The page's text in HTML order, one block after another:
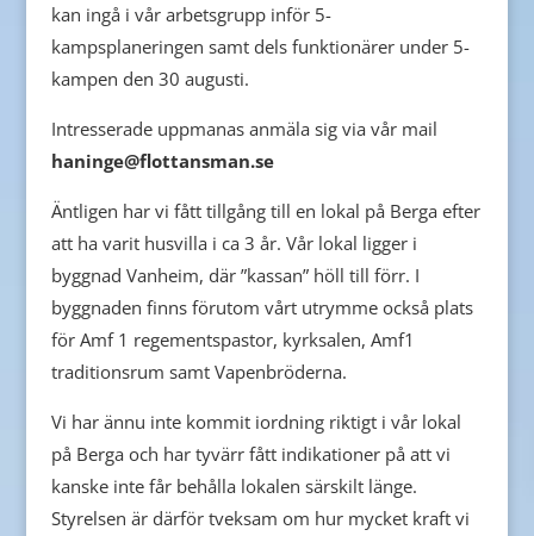
kan ingå i vår arbetsgrupp inför 5-
kampsplaneringen samt dels funktionärer under 5-
kampen den 30 augusti.
Intresserade uppmanas anmäla sig via vår mail
haninge@flottansman.se
Äntligen har vi fått tillgång till en lokal på Berga efter
att ha varit husvilla i ca 3 år. Vår lokal ligger i
byggnad Vanheim, där ”kassan” höll till förr. I
byggnaden finns förutom vårt utrymme också plats
för Amf 1 regementspastor, kyrksalen, Amf1
traditionsrum samt Vapenbröderna.
Vi har ännu inte kommit iordning riktigt i vår lokal
på Berga och har tyvärr fått indikationer på att vi
kanske inte får behålla lokalen särskilt länge.
Styrelsen är därför tveksam om hur mycket kraft vi